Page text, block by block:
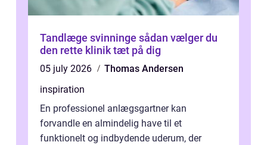
Tandlæge svinninge sådan vælger du
den rette klinik tæt på dig
05 july 2026
Thomas Andersen
inspiration
En professionel anlægsgartner kan
forvandle en almindelig have til et
funktionelt og indbydende uderum, der